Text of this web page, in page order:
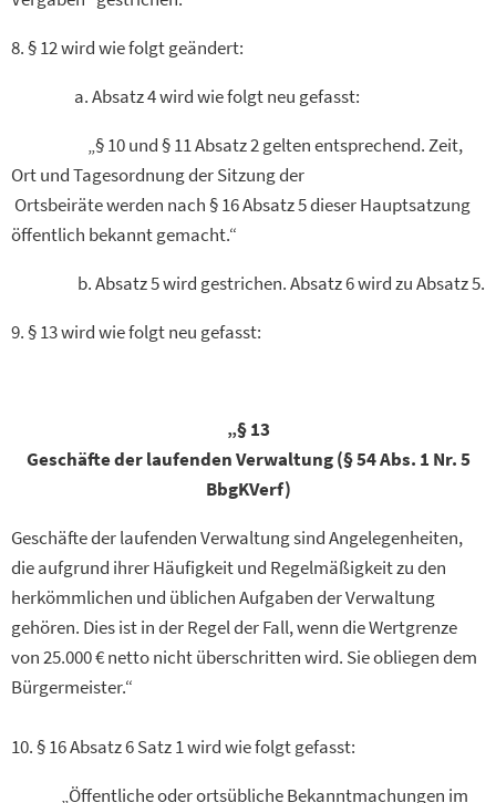
8. § 12 wird wie folgt geändert:
a. Absatz 4 wird wie folgt neu gefasst:
„§ 10 und § 11 Absatz 2 gelten entsprechend. Zeit,
Ort und Tagesordnung der Sitzung der
Ortsbeiräte werden nach § 16 Absatz 5 dieser Hauptsatzung
öffentlich bekannt gemacht.“
b. Absatz 5 wird gestrichen. Absatz 6 wird zu Absatz 5.
9. § 13 wird wie folgt neu gefasst:
„§ 13
Geschäfte der laufenden Verwaltung (§ 54 Abs. 1 Nr. 5
BbgKVerf)
Geschäfte der laufenden Verwaltung sind Angelegenheiten,
die aufgrund ihrer Häufigkeit und Regelmäßigkeit zu den
herkömmlichen und üblichen Aufgaben der Verwaltung
gehören. Dies ist in der Regel der Fall, wenn die Wertgrenze
von 25.000 € netto nicht überschritten wird. Sie obliegen dem
Bürgermeister.“
10. § 16 Absatz 6 Satz 1 wird wie folgt gefasst:
„Öffentliche oder ortsübliche Bekanntmachungen im